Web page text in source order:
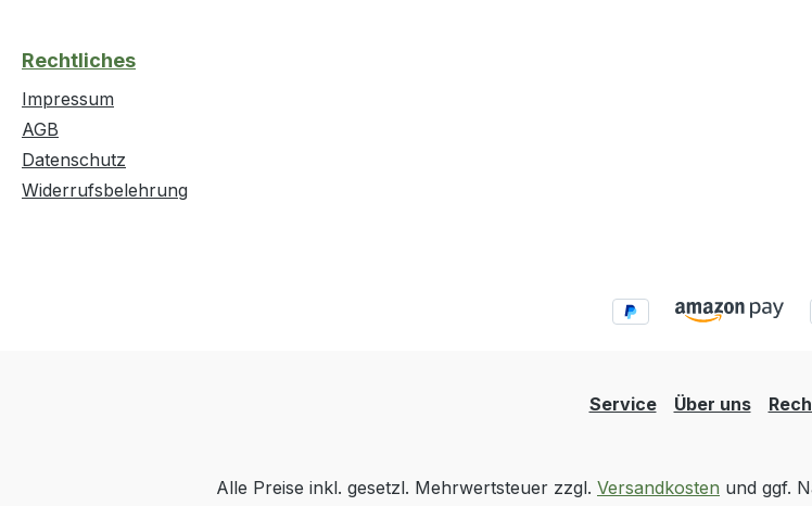
Rechtliches
Impressum
AGB
Datenschutz
Widerrufsbelehrung
Service Über uns
Alle Preise inkl. gesetzl. Mehrwertsteuer zzgl. Versandkosten und ggf.